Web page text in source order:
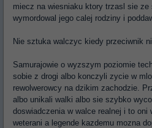
miecz na wiesniaku ktory trzasl sie ze
wymordowal jego calej rodziny i
Nie sztuka walczyc kiedy przeciwnik
Samurajowie o wyzszym poziomie
sobie z drogi albo konczyli zycie w
rewolwerowcy na dzikim zachodzie.
albo unikali walki albo sie szybko
doswiadczenia w walce realnej i to oni
weterani a legende kazdemu mozna